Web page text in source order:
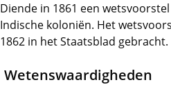
Diende in 1861 een
Indische koloniën. Het
1862 in het Staatsblad gebracht.
Wetenswaardigheden